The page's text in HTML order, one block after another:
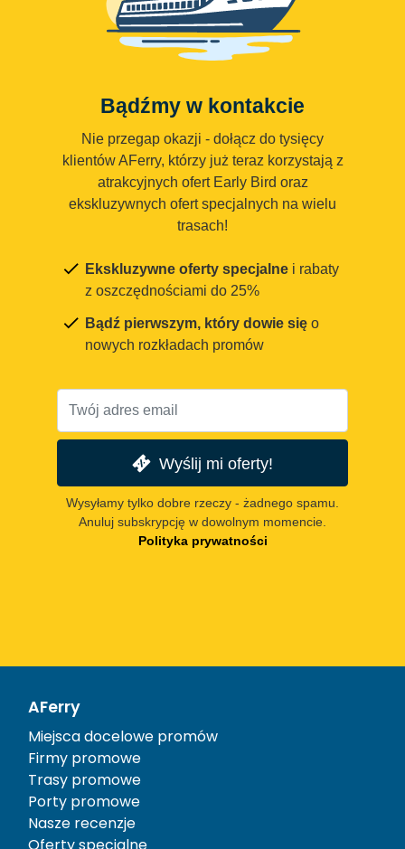
Bądźmy w kontakcie
Nie przegap okazji - dołącz do tysięcy
klientów AFerry, którzy już teraz korzystają z
atrakcyjnych ofert Early Bird oraz
ekskluzywnych ofert specjalnych na wielu
trasach!
Ekskluzywne oferty specjalne i rabaty
z oszczędnościami do 25%
Bądź pierwszym, który dowie się o
nowych rozkładach promów
Wyślij mi oferty!
Wysyłamy tylko dobre rzeczy - żadnego spamu.
Anuluj subskrypcję w dowolnym momencie.
Polityka prywatności
AFerry
Miejsca docelowe promów
Firmy promowe
Trasy promowe
Porty promowe
Nasze recenzje